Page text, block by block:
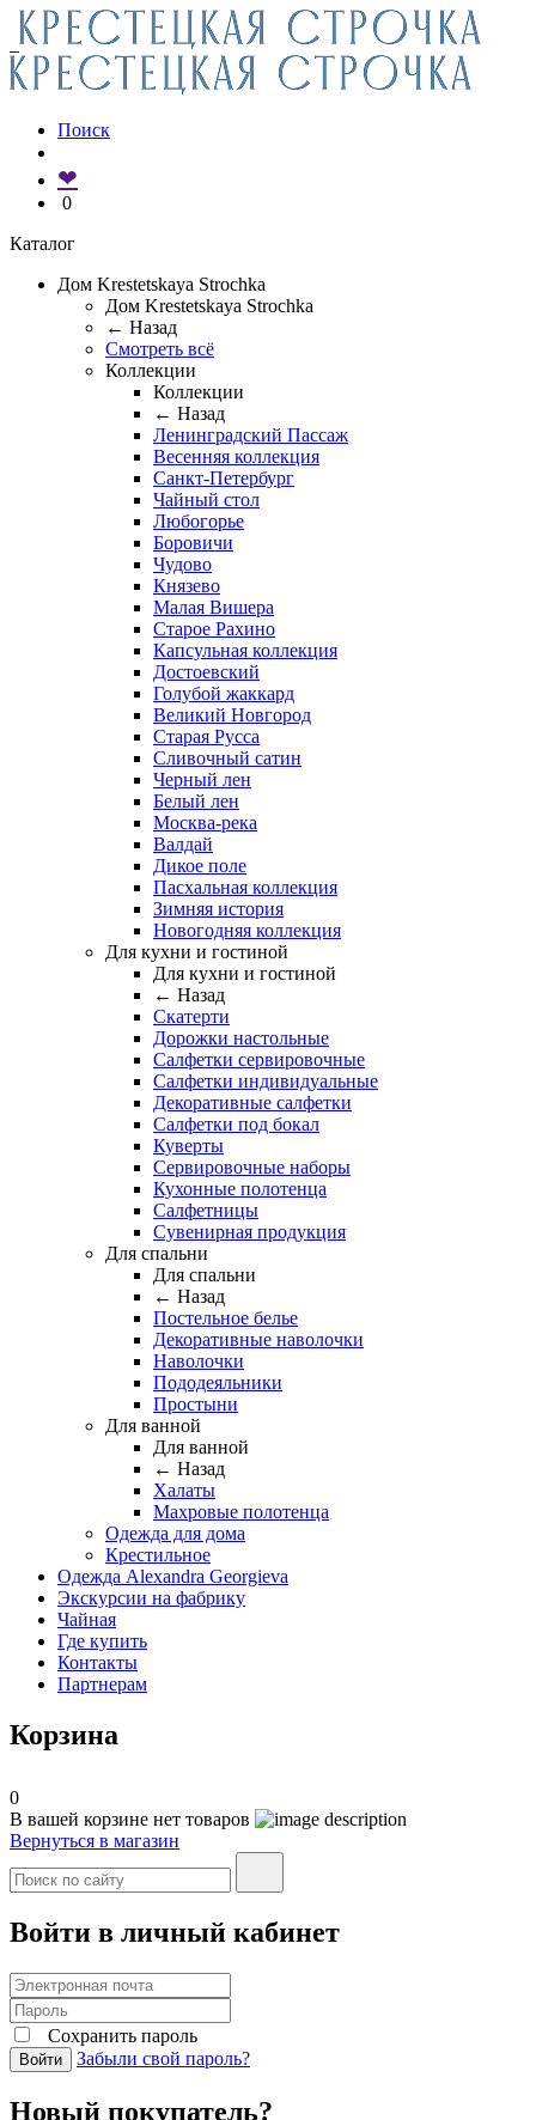
Поиск
❤
0
Каталог
Дом Krestetskaya Strochka
Дом Krestetskaya Strochka
← Назад
Смотреть всё
Коллекции
Коллекции
← Назад
Ленинградский Пассаж
Весенняя коллекция
Санкт-Петербург
Чайный стол
Любогорье
Боровичи
Чудово
Князево
Малая Вишера
Старое Рахино
Капсульная коллекция
Достоевский
Голубой жаккард
Великий Новгород
Старая Русса
Сливочный сатин
Черный лен
Белый лен
Москва-река
Валдай
Дикое поле
Пасхальная коллекция
Зимняя история
Новогодняя коллекция
Для кухни и гостиной
Для кухни и гостиной
← Назад
Скатерти
Дорожки настольные
Салфетки сервировочные
Салфетки индивидуальные
Декоративные салфетки
Салфетки под бокал
Куверты
Сервировочные наборы
Кухонные полотенца
Салфетницы
Сувенирная продукция
Для спальни
Для спальни
← Назад
Постельное белье
Декоративные наволочки
Наволочки
Пододеяльники
Простыни
Для ванной
Для ванной
← Назад
Халаты
Махровые полотенца
Одежда для дома
Крестильное
Одежда Alexandra Georgieva
Экскурсии на фабрику
Чайная
Где купить
Контакты
Партнерам
Корзина
0
В вашей корзине нет товаров
Вернуться в магазин
Войти в личный кабинет
Сохранить пароль
Войти Забыли свой пароль?
Новый покупатель?